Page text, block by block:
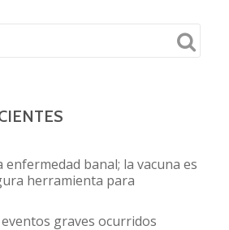
banal; la vacuna es
herramienta para
graves ocurridos